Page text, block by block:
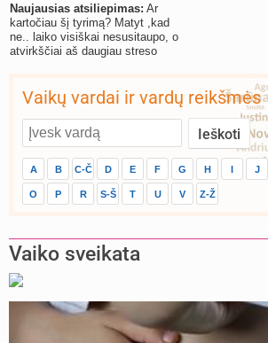
Naujausias atsiliepimas: Ar
kartočiau šį tyrimą? Matyt ,kad
ne.. laiko visiškai nesusitaupo, o
atvirkščiai aš daugiau streso
Vaikų vardai ir vardų reikšmės
A B C-Č D E F G H I J
O P R S-Š T U V Z-Ž
Vaiko sveikata